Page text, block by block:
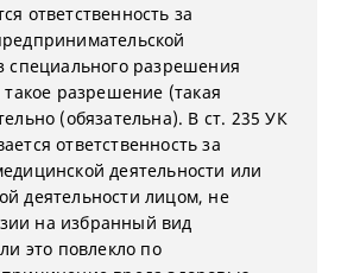
ответственность за
специального разрешения
разрешение (такая
(обязательна). В ст. 235 УК
ответственность за
деятельности или
деятельности лицом, не
на избранный вид
это повлекло по